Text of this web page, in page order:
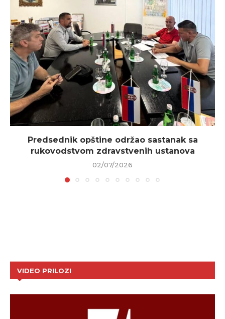
Predsednik opštine održao sastanak sa
rukovodstvom zdravstvenih ustanova
02/07/2026
VIDEO PRILOZI